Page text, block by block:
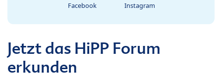
Facebook Instagram
Jetzt das HiPP Forum
erkunden